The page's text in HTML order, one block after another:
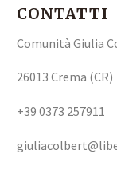
CONTATTI
Comunità Giulia
26013 Crema (CR)
+39 0373 257911